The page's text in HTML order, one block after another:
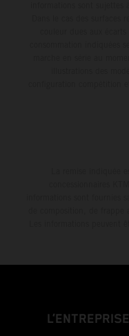
L’ENTREPRISE